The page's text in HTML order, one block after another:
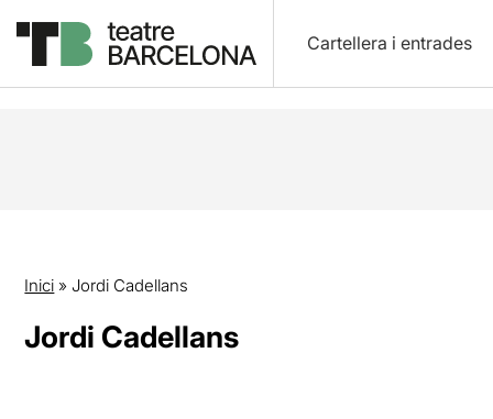
Cartellera i entrades
Inici » Jordi Cadellans
Jordi Cadellans